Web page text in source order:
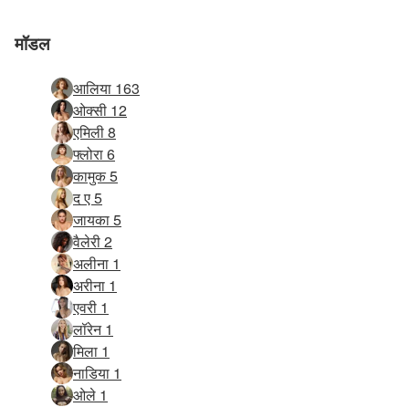
मॉडल
आलिया 163
ओक्सी 12
एमिली 8
फ्लोरा 6
कामुक 5
द ए 5
जायका 5
वैलेरी 2
अलीना 1
अरीना 1
एवरी 1
लॉरेन 1
मिला 1
नाडिया 1
ओले 1